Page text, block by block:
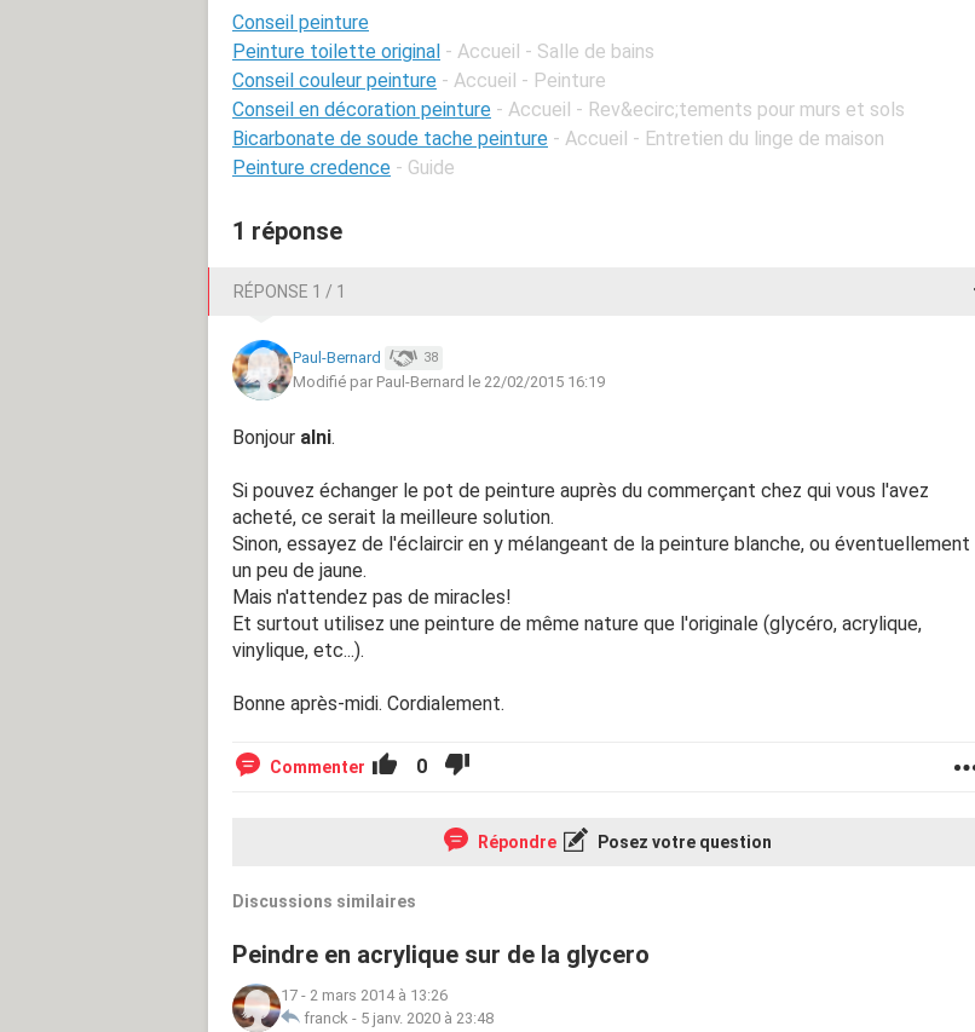
Conseil peinture
Peinture toilette original - Accueil - Salle de bains
Conseil couleur peinture - Accueil - Peinture
Conseil en décoration peinture - Accueil - Rev&ecirc;tements pour murs et sols
Bicarbonate de soude tache peinture - Accueil - Entretien du linge de maison
Peinture credence - Guide
1 réponse
RÉPONSE 1 / 1
Paul-Bernard 38
Modifié par Paul-Bernard le 22/02/2015 16:19
Bonjour alni.
Si pouvez échanger le pot de peinture auprès du commerçant chez qui vous l'avez
acheté, ce serait la meilleure solution.
Sinon, essayez de l'éclaircir en y mélangeant de la peinture blanche, ou éventuellement
un peu de jaune.
Mais n'attendez pas de miracles!
Et surtout utilisez une peinture de même nature que l'originale (glycéro, acrylique,
vinylique, etc...).
Bonne après-midi. Cordialement.
Commenter 0
Répondre Posez votre question
Discussions similaires
Peindre en acrylique sur de la glycero
17 - 2 mars 2014 à 13:26
franck - 5 janv. 2020 à 23:48